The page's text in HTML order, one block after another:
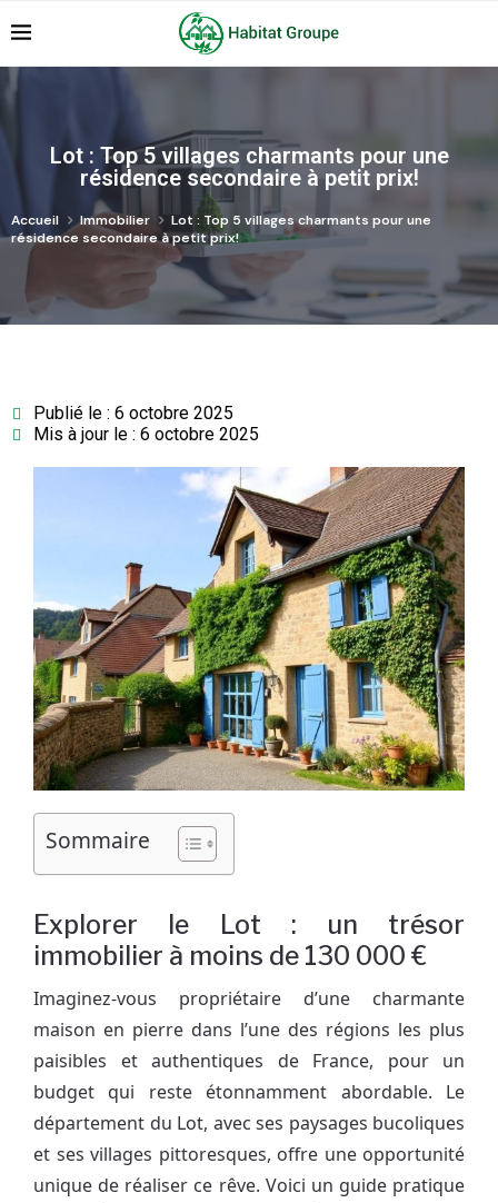
Lot : Top 5 villages charmants pour une
résidence secondaire à petit prix!
Accueil Immobilier
Lot : Top 5 villages charmants pour une
résidence secondaire à petit prix!
Publié le : 6 octobre 2025
Mis à jour le : 6 octobre 2025
Sommaire
Explorer le Lot : un trésor
immobilier à moins de 130 000 €
Imaginez-vous propriétaire d’une charmante
maison en pierre dans l’une des régions les plus
paisibles et authentiques de France, pour un
budget qui reste étonnamment abordable. Le
département du Lot, avec ses paysages bucoliques
et ses villages pittoresques, offre une opportunité
unique de réaliser ce rêve. Voici un guide pratique